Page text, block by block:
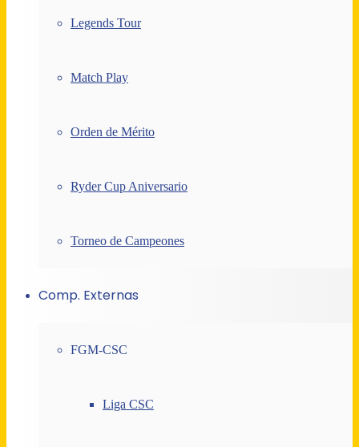
Legends Tour
Match Play
Orden de Mérito
Ryder Cup Aniversario
Torneo de Campeones
Comp. Externas
FGM-CSC
Liga CSC